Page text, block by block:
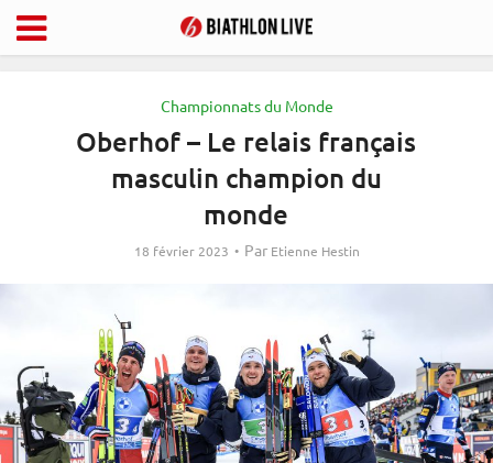
Championnats du Monde
Oberhof – Le relais français
masculin champion du
monde
18 février 2023 Par Etienne Hestin